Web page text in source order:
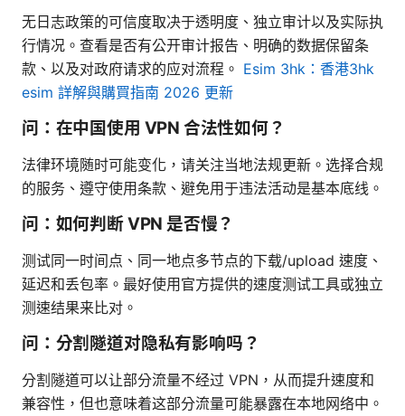
无日志政策的可信度取决于透明度、独立审计以及实际执
行情况。查看是否有公开审计报告、明确的数据保留条
款、以及对政府请求的应对流程。 Esim 3hk：香港3hk
esim 詳解與購買指南 2026 更新
问：在中国使用 VPN 合法性如何？
法律环境随时可能变化，请关注当地法规更新。选择合规
的服务、遵守使用条款、避免用于违法活动是基本底线。
问：如何判断 VPN 是否慢？
测试同一时间点、同一地点多节点的下载/upload 速度、
延迟和丢包率。最好使用官方提供的速度测试工具或独立
测速结果来比对。
问：分割隧道对隐私有影响吗？
分割隧道可以让部分流量不经过 VPN，从而提升速度和
兼容性，但也意味着这部分流量可能暴露在本地网络中。